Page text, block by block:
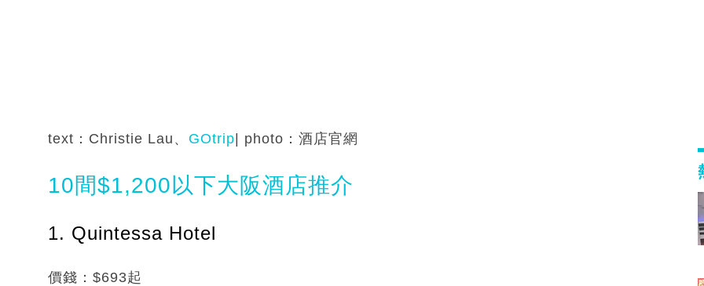
text：Christie Lau、 GOtrip| photo：酒店官網
10間$1,200以下大阪酒店推介
1. Quintessa Hotel
價錢：$693起